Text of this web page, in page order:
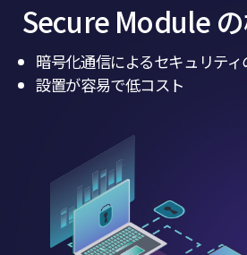
Secure Module
暗号化通信によるセキュリティ
設置が容易で低コスト